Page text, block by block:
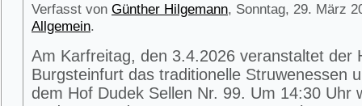
Verfasst von Günther Hilgemann, Sonntag, 29. März
Allgemein.
Am Karfreitag, den 3.4.2026 veranstaltet der
Burgsteinfurt das traditionelle Struwenessen
dem Hof Dudek Sellen Nr. 99. Um 14:30 Uhr